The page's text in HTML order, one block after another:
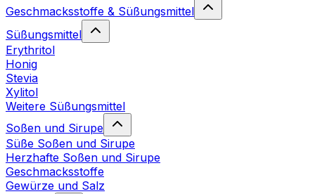
Einstellungenauf unserer Webseite ändern oder
Mehr Info
Geschmacksstoffe & Süßungsmittel
Süßungsmittel
Erythritol
Honig
Stevia
Xylitol
Weitere Süßungsmittel
Soßen und Sirupe
Süße Soßen und Sirupe
Herzhafte Soßen und Sirupe
Geschmacksstoffe
Gewürze und Salz